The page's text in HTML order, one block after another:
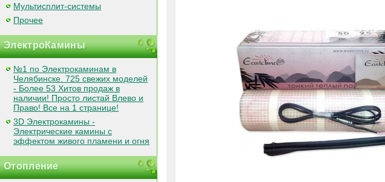
Мультисплит-системы
Прочее
ЭлектроКамины
№1 по Электрокаминам в
Челябинске. 725 свежих моделей
- Более 53 Хитов продаж в
наличии! Просто листай Влево и
Право! Все на 1 странице!
3D Электрокамины -
Электрические камины с
эффектом живого пламени и огня
Отопление